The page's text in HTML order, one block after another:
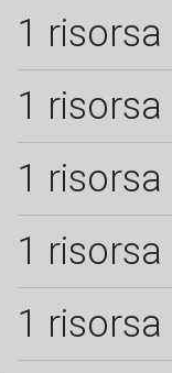
1 risorsa
1 risorsa
1 risorsa
1 risorsa
1 risorsa